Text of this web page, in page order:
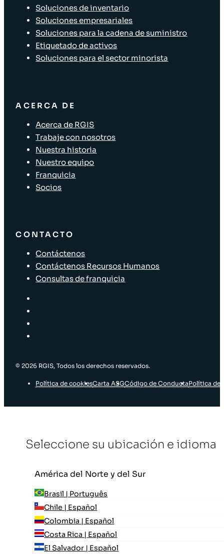
Soluciones de inventario
Soluciones empresariales
Soluciones para la cadena de suministro
Etiquetado de activos
Soluciones para el sector minorista
ACERCA DE
Acerca de RGIS
Trabaje con nosotros
Nuestra historia
Nuestro equipo
Franquicia
Socios
CONTACTO
Contáctenos
Contáctenos Recursos Humanos
Consultas de franquicia
© 2026 RGIS, Todos los derechos reservados.
Política de cookiesCarta ASGCódigo de ConductaPolítica de
Seleccione su ubicación e idioma
América del Norte y del Sur
Brasil | Português
Chile | Español
Colombia | Español
Costa Rica | Español
El Salvador | Español